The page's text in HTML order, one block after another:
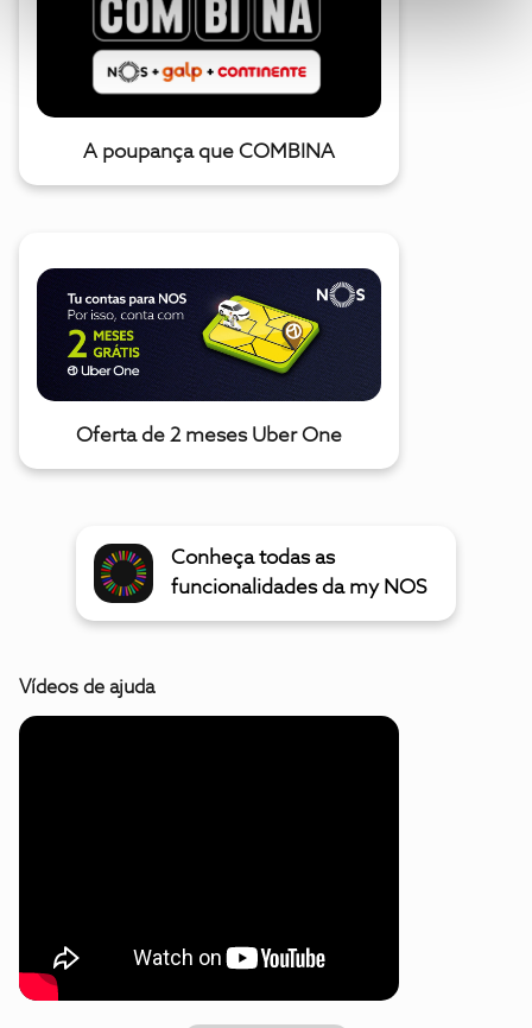
A poupança que COMBINA
Oferta de 2 meses Uber One
Conheça todas as
funcionalidades da my NOS
Vídeos de ajuda